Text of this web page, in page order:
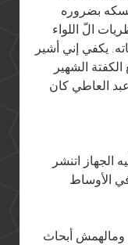
بضروره
الّ اللواء
يكفي إني أشير
مقطع الكفتة الشهير
العاطي كان
الجهاز اتنشر
الأوساط
ومالهمش أبحاث